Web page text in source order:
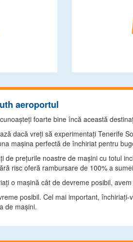
aeroportul
foarte bine încă această
dacă vreţi să experimentaţi Tenerife
maşina perfectă de închiriat pentru
de preţurile noastre de maşini cu totul
risc oferă rambursare de 100% a
o maşină cât de devreme posibil,
posibil. Cel mai important,
de maşini.